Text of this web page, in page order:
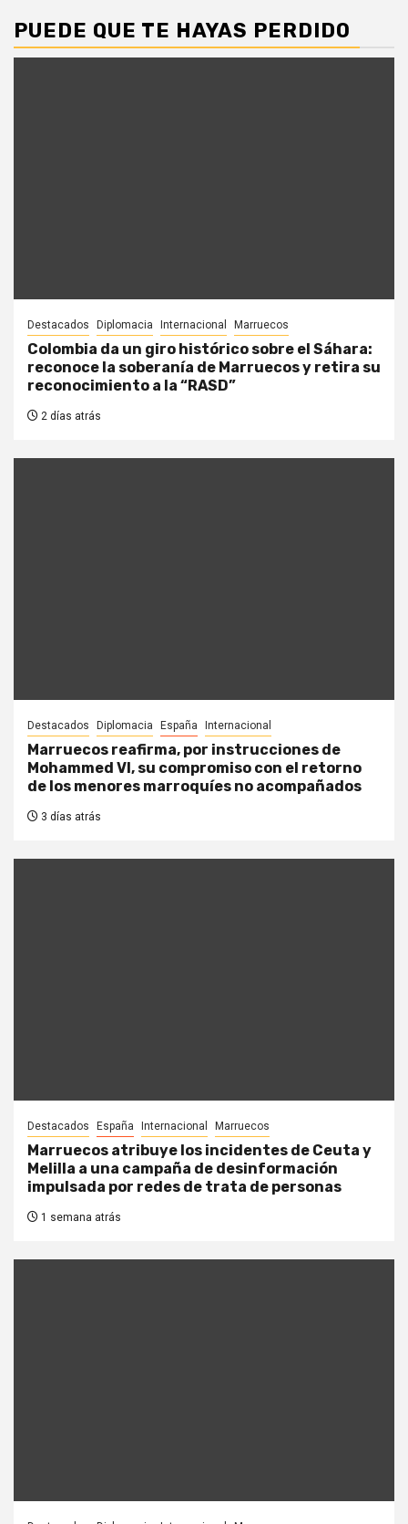
PUEDE QUE TE HAYAS PERDIDO
Destacados Diplomacia Internacional Marruecos
Colombia da un giro histórico sobre el Sáhara:
reconoce la soberanía de Marruecos y retira su
reconocimiento a la “RASD”
2 días atrás
Destacados Diplomacia España Internacional
Marruecos reafirma, por instrucciones de
Mohammed VI, su compromiso con el retorno
de los menores marroquíes no acompañados
3 días atrás
Destacados España Internacional Marruecos
Marruecos atribuye los incidentes de Ceuta y
Melilla a una campaña de desinformación
impulsada por redes de trata de personas
1 semana atrás